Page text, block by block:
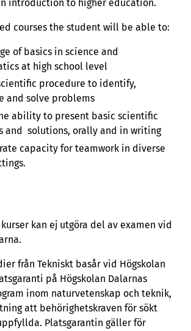
introduction to higher education.
courses the student will be able to:
of basics in science and
at high school level
procedure to identify,
and solve problems
ability to present basic scientific
and solutions, orally and in writing
capacity for teamwork in diverse
kan ej utgöra del av examen vid
från Tekniskt basår vid Högskolan
på Högskolan Dalarnas
inom naturvetenskap och teknik,
att behörighetskraven för sökt
Platsgarantin gäller för